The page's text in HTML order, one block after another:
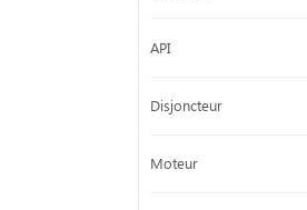
API
Disjoncteur
Moteur